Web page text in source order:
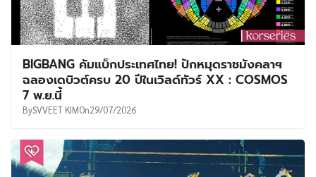
BIGBANG คัมแบ็กประเทศไทย! ปักหมุดราชมังคลาฯ
ฉลองเดบิวต์ครบ 20 ปีในเวิลด์ทัวร์ XX : COSMOS
7 พ.ย.นี้
BySVVEET KIMOn29/07/2026